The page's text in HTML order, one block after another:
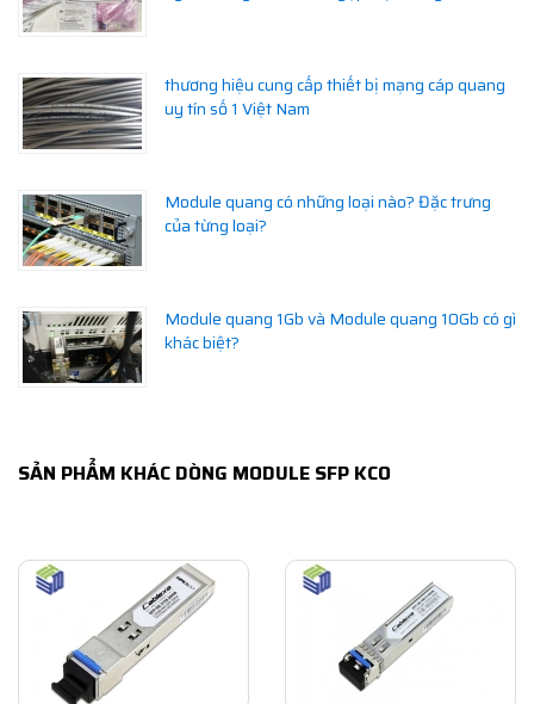
thương hiệu cung cấp thiết bị mạng cáp quang
uy tín số 1 Việt Nam
Module quang có những loại nào? Đặc trưng
của từng loại?
Module quang 1Gb và Module quang 10Gb có gì
khác biệt?
SẢN PHẨM KHÁC DÒNG MODULE SFP KCO